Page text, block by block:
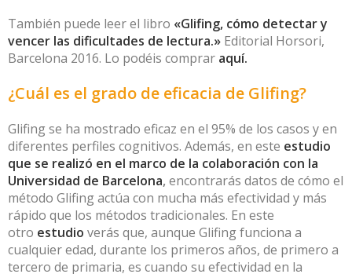
También puede leer el libro «Glifing, cómo detectar y
vencer las dificultades de lectura.» Editorial Horsori,
Barcelona 2016. Lo podéis comprar aquí.
¿Cuál es el grado de eficacia de Glifing?
Glifing se ha mostrado eficaz en el 95% de los casos y en
diferentes perfiles cognitivos. Además, en este estudio
que se realizó en el marco de la colaboración con la
Universidad de Barcelona, encontrarás datos de cómo el
método Glifing actúa con mucha más efectividad y más
rápido que los métodos tradicionales. En este
otro estudio verás que, aunque Glifing funciona a
cualquier edad, durante los primeros años, de primero a
tercero de primaria, es cuando su efectividad en la